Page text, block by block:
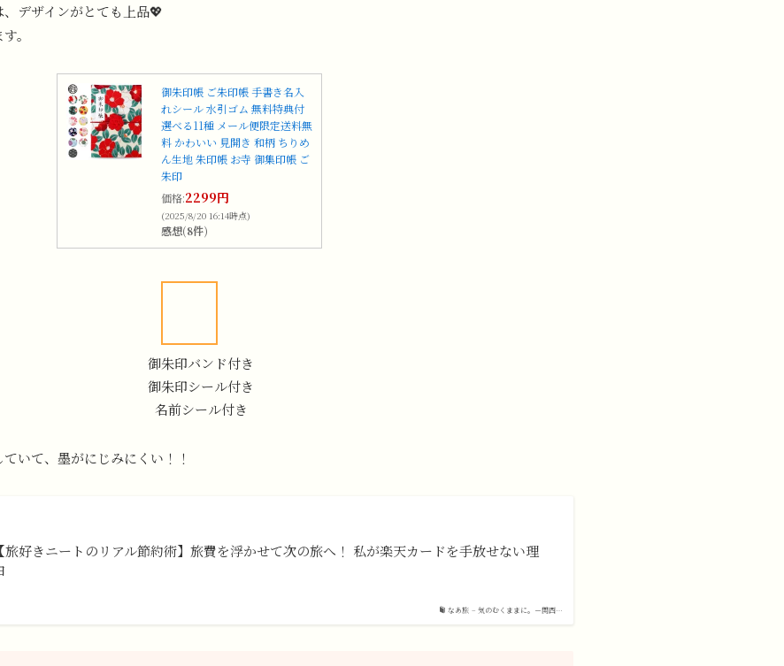
デザインがとても上品💖
。
御朱印帳 ご朱印帳 手書き名入
れシール 水引ゴム 無料特典付
選べる11種 メール便限定送料無
料 かわいい 見開き 和柄 ちりめ
ん生地 朱印帳 お寺 御集印帳 ご
朱印
価格:2299円
(2025/8/20 16:14時点)
感想(8件)
御朱印バンド付き
御朱印シール付き
名前シール付き
いて、墨がにじみにくい！！
なあ旅 – 気のむくままに。－関西…
【旅好きニートのリアル節約術】旅費を浮かせて次の旅へ！ 私が楽天カードを手放せない理